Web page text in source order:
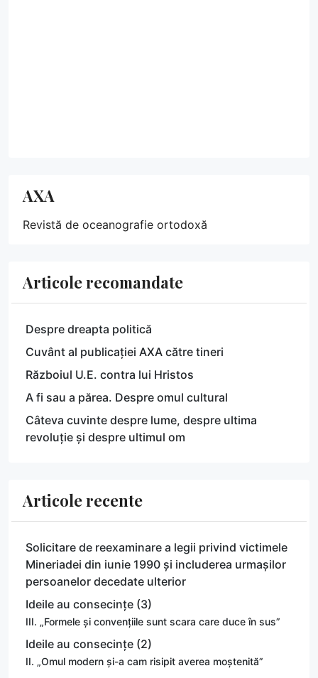
AXA
Revistă de oceanografie ortodoxă
Articole recomandate
Despre dreapta politică
Cuvânt al publicației AXA către tineri
Războiul U.E. contra lui Hristos
A fi sau a părea. Despre omul cultural
Câteva cuvinte despre lume, despre ultima
revoluție și despre ultimul om
Articole recente
Solicitare de reexaminare a legii privind victimele
Mineriadei din iunie 1990 și includerea urmașilor
persoanelor decedate ulterior
Ideile au consecințe (3)
III. „Formele și convențiile sunt scara care duce în sus”
Ideile au consecințe (2)
II. „Omul modern și-a cam risipit averea moștenită”